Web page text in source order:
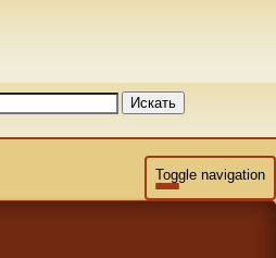
Искать
Toggle navigation